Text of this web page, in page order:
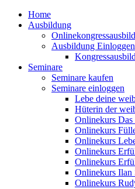
Home
Ausbildung
Ausbildung Einloggen
Seminare
Seminare kaufen
Seminare einloggen
Lebe deine
Hüterin der
Onlinekurs Das
Onlinekurs
Onlinekurs
Onlinekurs
Onlinekurs
Onlinekurs Ilan
Onlinekurs